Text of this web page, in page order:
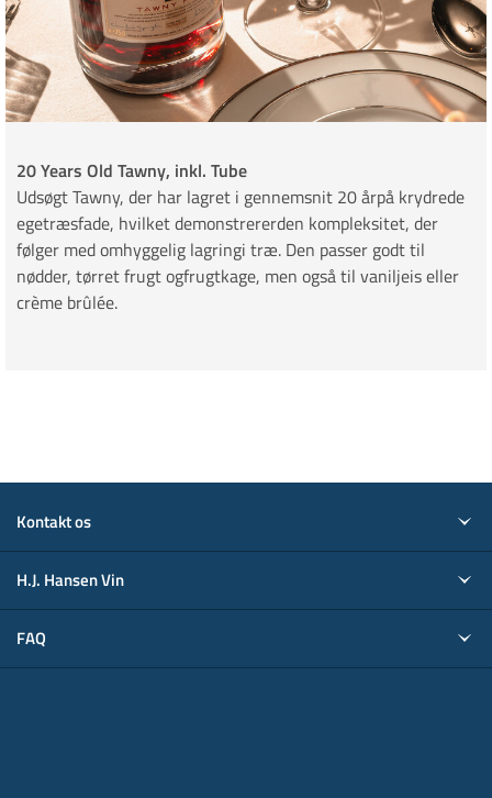
20 Years Old Tawny, inkl. Tube
Udsøgt Tawny, der har lagret i gennemsnit 20 årpå krydrede
egetræsfade, hvilket demonstrererden kompleksitet, der
følger med omhyggelig lagringi træ. Den passer godt til
nødder, tørret frugt ogfrugtkage, men også til vaniljeis eller
crème brûlée.
Kontakt os
H.J. Hansen Vin
FAQ